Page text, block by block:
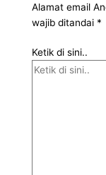
Alamat email
wajib ditandai *
Ketik di sini..